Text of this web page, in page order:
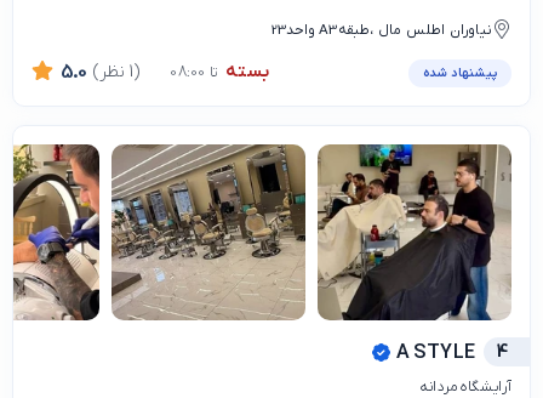
نیاوران اطلس مال ،طبقهA3 واحد23
پیشنهاد شده بسته تا 08:00 5.0 (1 نظر)
4
A STYLE
آرایشگاه مردانه